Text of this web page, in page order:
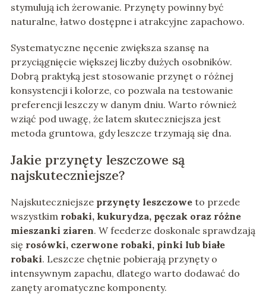
stymulują ich żerowanie. Przynęty powinny być
naturalne, łatwo dostępne i atrakcyjne zapachowo.
Systematyczne nęcenie zwiększa szansę na
przyciągnięcie większej liczby dużych osobników.
Dobrą praktyką jest stosowanie przynęt o różnej
konsystencji i kolorze, co pozwala na testowanie
preferencji leszczy w danym dniu. Warto również
wziąć pod uwagę, że latem skuteczniejsza jest
metoda gruntowa, gdy leszcze trzymają się dna.
Jakie przynęty leszczowe są
najskuteczniejsze?
Najskuteczniejsze przynęty leszczoweto przede
wszystkim robaki, kukurydza, pęczak oraz różne
mieszanki ziaren. W feederze doskonale sprawdzają
się rosówki, czerwone robaki, pinki lub białe
robaki. Leszcze chętnie pobierają przynęty o
intensywnym zapachu, dlatego warto dodawać do
zanęty aromatyczne komponenty.